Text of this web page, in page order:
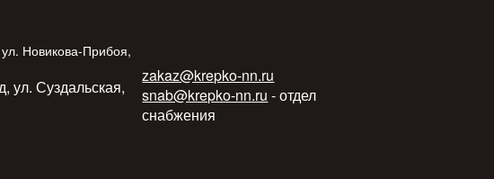
Новикова-Прибоя,
ул. Суздальская,
zakaz@krepko-nn.ru
snab@krepko-nn.ru - отдел
снабжения